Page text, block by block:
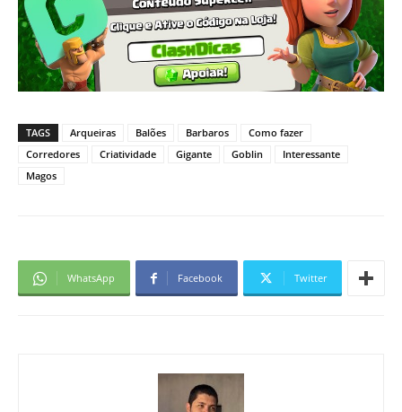
TAGS Arqueiras Balões Barbaros
Como fazer
Corredores
Criatividade Gigante Goblin
Interessante
Magos
WhatsApp Facebook Twitter